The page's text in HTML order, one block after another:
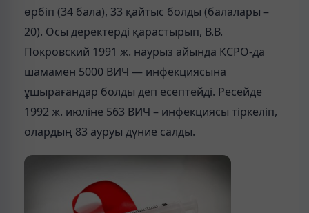
өрбіп (34 бала), 33 қайтыс болды (балалары –
20). Осы деректерді қарастырып, В.В.
Покровский 1991 ж. наурыз айында КСРО-да
шамамен 5000 ВИЧ — инфекциясына
ұшырағандар болды деп есептейді. Ресейде
1992 ж. июліне 563 ВИЧ – инфекциясы тіркеліп,
олардың 83 ауруы дүние салды.